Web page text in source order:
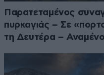
Παρατεταμένος
πυρκαγιάς – Σε
τη Δευτέρα –